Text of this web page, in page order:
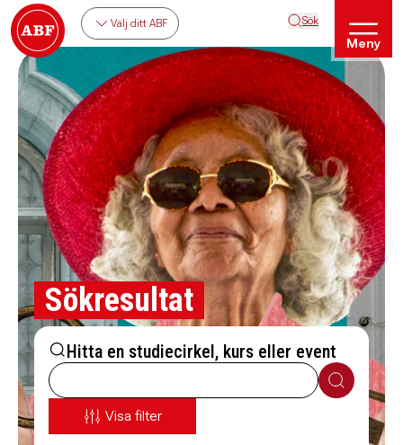
Välj ditt ABF Sök
Meny
Sökresultat
Hitta en studiecirkel, kurs eller event
Sök
Visa filter